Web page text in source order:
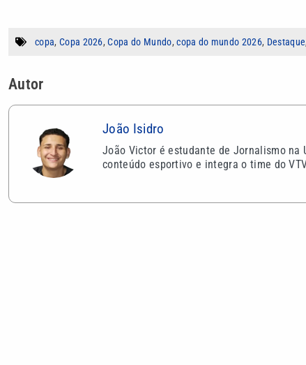
copa, Copa 2026,Copa do Mundo,copa do mundo 2026, Destaque
Autor
João Isidro
João Victor é estudante de Jornalismo na
conteúdo esportivo e integra o time do